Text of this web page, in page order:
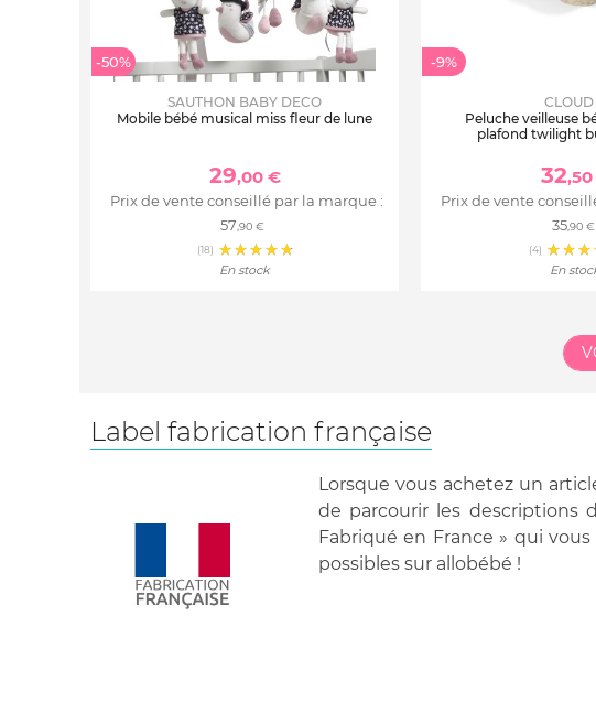
-50%
SAUTHON BABY DECO
Mobile bébé musical miss fleur de lune
29,00 €
Prix de vente conseillé par la marque :
57,90 €
(18)
En stock
-9%
CLOUD
Peluche veilleuse
plafond twilight
32
Prix de vente
35,90 €
(4)
En
Label fabrication française
Lorsque vous achetez un
de parcourir les descriptions
Fabriqué en France » qui
possibles sur allobébé !